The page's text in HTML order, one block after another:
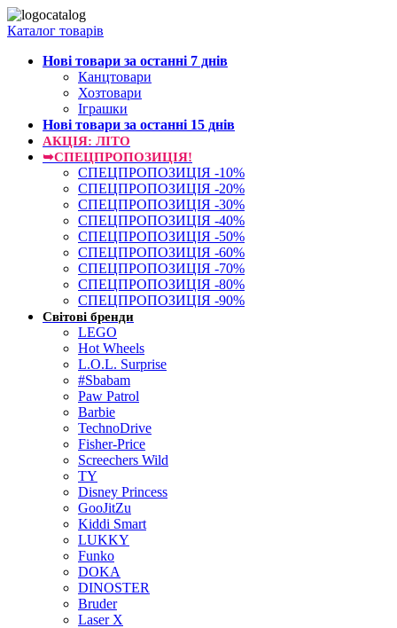
Каталог товарів
Нові товари за останнi 7 днiв
Канцтовари
Хозтовари
Іграшки
Нові товари за останнi 15 днiв
АКЦІЯ: ЛІТО
➥СПЕЦПРОПОЗИЦІЯ!
СПЕЦПРОПОЗИЦІЯ -10%
СПЕЦПРОПОЗИЦІЯ -20%
СПЕЦПРОПОЗИЦІЯ -30%
СПЕЦПРОПОЗИЦІЯ -40%
СПЕЦПРОПОЗИЦІЯ -50%
СПЕЦПРОПОЗИЦІЯ -60%
СПЕЦПРОПОЗИЦІЯ -70%
СПЕЦПРОПОЗИЦІЯ -80%
СПЕЦПРОПОЗИЦІЯ -90%
Світові бренди
LEGO
Hot Wheels
L.O.L. Surprise
#Sbabam
Paw Patrol
Barbie
TechnoDrive
Fisher-Price
Screechers Wild
TY
Disney Princess
GooJitZu
Kiddi Smart
LUKKY
Funko
DOKA
DINOSTER
Bruder
Laser X